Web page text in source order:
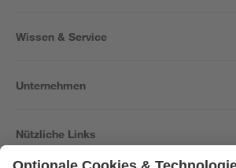
Wissen & Service
Unternehmen
Nützliche Links